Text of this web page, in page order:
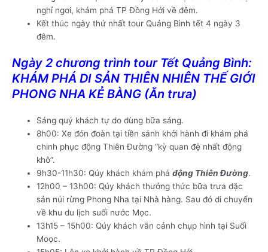
nghỉ ngơi, khám phá TP Đồng Hới về đêm.
Kết thúc ngày thứ nhất tour Quảng Bình tết 4 ngày 3
đêm.
Ngày 2 chương trình tour Tết Quảng Bình:
KHÁM PHÁ DI SẢN THIÊN NHIÊN THẾ GIỚI
PHONG NHA KẺ BÀNG (Ăn trưa)
Sáng quý khách tự do dùng bữa sáng.
8h00: Xe đón đoàn tại tiền sảnh khởi hành đi khám phá
chinh phục động Thiên Đường “kỳ quan đệ nhất động
khô”.
9h30-11h30: Qúy khách khám pháđộng Thiên Đường.
12h00 – 13h00: Qúy khách thưởng thức bữa trưa đặc
sản núi rừng Phong Nha tại Nhà hàng. Sau đó di chuyển
về khu du lịch suối nước Mọc.
13h15 – 15h00: Qúy khách vãn cảnh chụp hình tại Suối
Moọc.